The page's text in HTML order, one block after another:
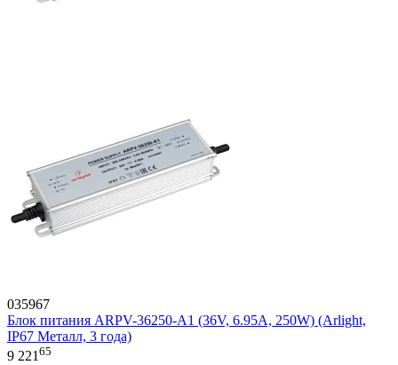
035967
Блок питания ARPV-36250-A1 (36V, 6.95A, 250W) (Arlight,
IP67 Металл, 3 года)
9 221 65